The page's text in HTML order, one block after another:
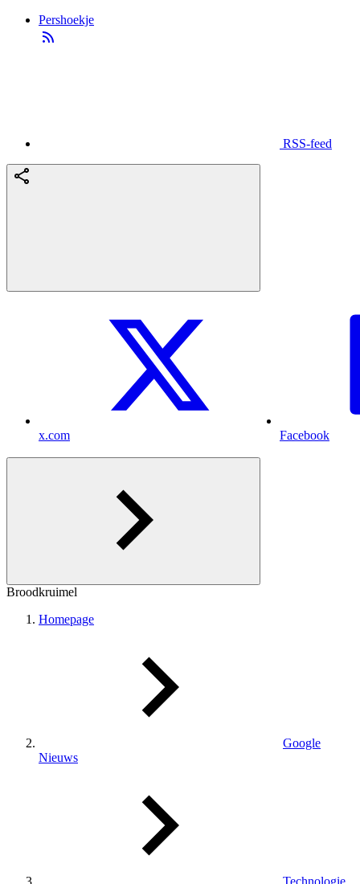
Pershoekje
RSS-feed
x.com Facebook
Broodkruimel
Homepage
Google
Nieuws
Technologie